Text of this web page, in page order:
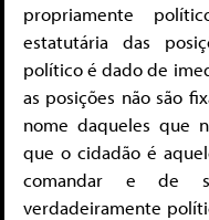
propriamente
estatutária das
político é dado de
as posições não são
nome daqueles que
que o cidadão é
comandar e de
verdadeiramente